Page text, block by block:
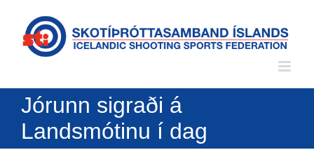
content
Jórunn sigraði á
Landsmótinu í dag